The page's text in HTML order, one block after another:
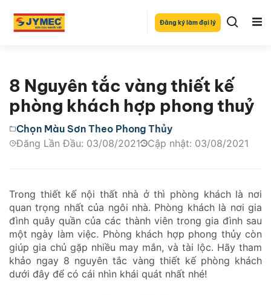
Đăng ký làm đại lý
8 Nguyên tắc vàng thiết kế
phòng khách hợp phong thuỷ
Chọn Màu Sơn Theo Phong Thủy
Đăng Lần Đầu: 03/08/2021
Cập nhật: 03/08/2021
Trong thiết kế nội thất nhà ở thì phòng khách là nơi
quan trọng nhất của ngôi nhà. Phòng khách là nơi gia
đình quây quần của các thành viên trong gia đình sau
một ngày làm việc. Phòng khách hợp phong thủy còn
giúp gia chủ gặp nhiều may mắn, và tài lộc. Hãy tham
khảo ngay 8 nguyên tắc vàng thiết kế phòng khách
dưới đây để có cái nhìn khái quát nhất nhé!